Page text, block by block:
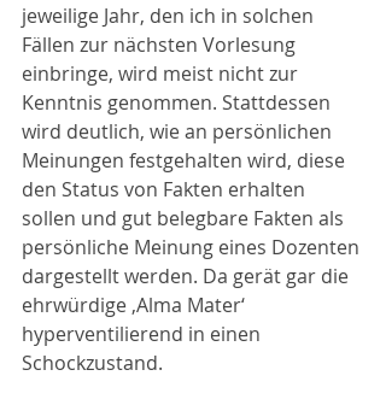
jeweilige Jahr, den ich in solchen
Fällen zur nächsten Vorlesung
einbringe, wird meist nicht zur
Kenntnis genommen. Stattdessen
wird deutlich, wie an persönlichen
Meinungen festgehalten wird, diese
den Status von Fakten erhalten
sollen und gut belegbare Fakten als
persönliche Meinung eines Dozenten
dargestellt werden. Da gerät gar die
ehrwürdige ‚Alma Mater‘
hyperventilierend in einen
Schockzustand.